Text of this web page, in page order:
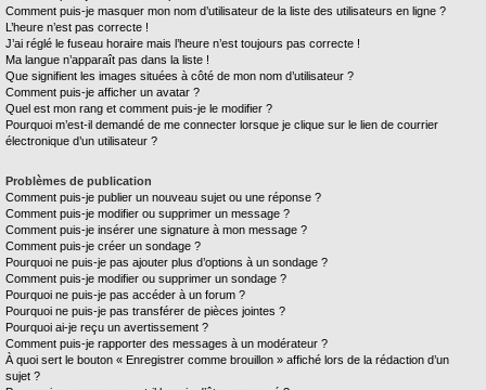
Comment puis-je masquer mon nom d’utilisateur de la liste des utilisateurs en ligne ?
L’heure n’est pas correcte !
J’ai réglé le fuseau horaire mais l’heure n’est toujours pas correcte !
Ma langue n’apparaît pas dans la liste !
Que signifient les images situées à côté de mon nom d’utilisateur ?
Comment puis-je afficher un avatar ?
Quel est mon rang et comment puis-je le modifier ?
Pourquoi m’est-il demandé de me connecter lorsque je clique sur le lien de courrier
électronique d’un utilisateur ?
Problèmes de publication
Comment puis-je publier un nouveau sujet ou une réponse ?
Comment puis-je modifier ou supprimer un message ?
Comment puis-je insérer une signature à mon message ?
Comment puis-je créer un sondage ?
Pourquoi ne puis-je pas ajouter plus d’options à un sondage ?
Comment puis-je modifier ou supprimer un sondage ?
Pourquoi ne puis-je pas accéder à un forum ?
Pourquoi ne puis-je pas transférer de pièces jointes ?
Pourquoi ai-je reçu un avertissement ?
Comment puis-je rapporter des messages à un modérateur ?
À quoi sert le bouton « Enregistrer comme brouillon » affiché lors de la rédaction d’un
sujet ?